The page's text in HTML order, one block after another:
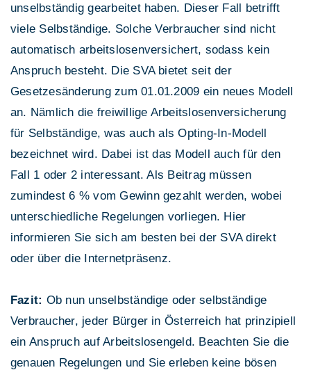
unselbständig gearbeitet haben. Dieser Fall betrifft
viele Selbständige. Solche Verbraucher sind nicht
automatisch arbeitslosenversichert, sodass kein
Anspruch besteht. Die SVA bietet seit der
Gesetzesänderung zum 01.01.2009 ein neues Modell
an. Nämlich die freiwillige Arbeitslosenversicherung
für Selbständige, was auch als Opting-In-Modell
bezeichnet wird. Dabei ist das Modell auch für den
Fall 1 oder 2 interessant. Als Beitrag müssen
zumindest 6 % vom Gewinn gezahlt werden, wobei
unterschiedliche Regelungen vorliegen. Hier
informieren Sie sich am besten bei der SVA direkt
oder über die Internetpräsenz.
Fazit: Ob nun unselbständige oder selbständige
Verbraucher, jeder Bürger in Österreich hat prinzipiell
ein Anspruch auf Arbeitslosengeld. Beachten Sie die
genauen Regelungen und Sie erleben keine bösen